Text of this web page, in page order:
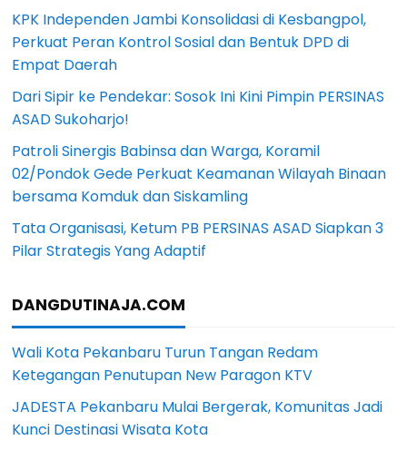
KPK Independen Jambi Konsolidasi di Kesbangpol,
Perkuat Peran Kontrol Sosial dan Bentuk DPD di
Empat Daerah
Dari Sipir ke Pendekar: Sosok Ini Kini Pimpin PERSINAS
ASAD Sukoharjo!
Patroli Sinergis Babinsa dan Warga, Koramil
02/Pondok Gede Perkuat Keamanan Wilayah Binaan
bersama Komduk dan Siskamling
Tata Organisasi, Ketum PB PERSINAS ASAD Siapkan 3
Pilar Strategis Yang Adaptif
DANGDUTINAJA.COM
Wali Kota Pekanbaru Turun Tangan Redam
Ketegangan Penutupan New Paragon KTV
JADESTA Pekanbaru Mulai Bergerak, Komunitas Jadi
Kunci Destinasi Wisata Kota